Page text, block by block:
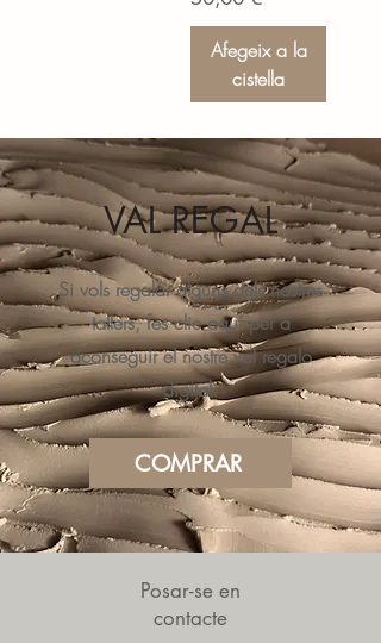
Afegeix a la
cistella
VAL REGAL
Si vols regalar alguns dels nostres
tallers, fes clic aquí per a
aconseguir el nostre val regalo
digital.
COMPRAR
Posar-se en
contacte